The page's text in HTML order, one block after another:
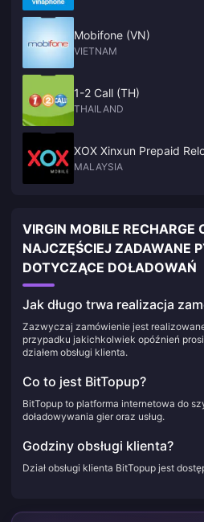
Mobifone (VN)
VIETNAM
1-2 Call (TH)
THAILAND
XOX Xinxun Prepaid
MALAYSIA
VIRGIN MOBILE RECHARGE
NAJCZĘŚCIEJ ZADAWANE
DOTYCZĄCE DOŁADOWAŃ
Jak długo trwa realizacja
Zazwyczaj zamówienie jest
przypadku jakichkolwiek opóźnień
działem obsługi klienta.
Co to jest BitTopup?
BitTopup to platforma internetowa do
doładowywania gier oraz usług.
Godziny obsługi klienta?
Dział obsługi klienta BitTopup jest